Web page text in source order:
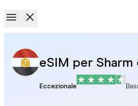
eSIM per Sharm
Eccezionale